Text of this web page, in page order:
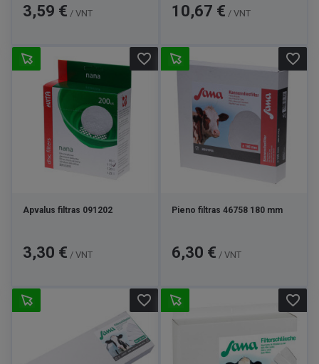
Kaina
3,59 € / VNT
Kaina
10,67 € / VNT
Apvalus filtras 091202
Kaina
3,30 € / VNT
favorite_border
Pieno filtras 46758 180 mm
Kaina
6,30 € / VNT
favorite_border
favorite_border favorite_border